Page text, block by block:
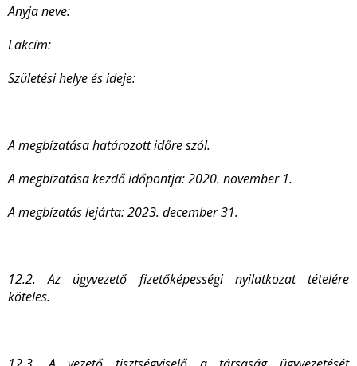
Anyja neve:
Lakcím:
Születési helye és ideje:
A megbízatása határozott időre szól.
A megbízatása kezdő időpontja: 2020. november 1.
A megbízatás lejárta: 2023. december 31.
12.2. Az ügyvezető fizetőképességi nyilatkozat tételére
köteles.